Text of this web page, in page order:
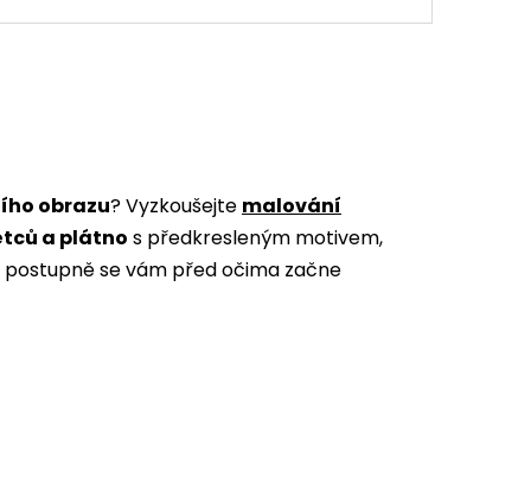
obrazu? Vyzkoušejte malování
a plátno s předkresleným motivem,
se vám před očima začne